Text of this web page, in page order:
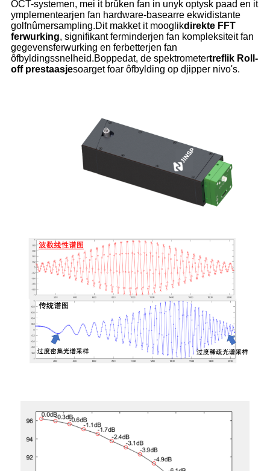
OCT-systemen, mei it brûken fan in unyk optysk paad en it
ymplementearjen fan hardware-basearre ekwidistante
golfnûmersampling.Dit makket it mooglikdirekte FFT
ferwurking, signifikant ferminderjen fan kompleksiteit fan
gegevensferwurking en ferbetterjen fan
ôfbyldingssnelheid.Boppedat, de spektrometertreflik Roll-
off prestaasjesoarget foar ôfbylding op djipper nivo's.